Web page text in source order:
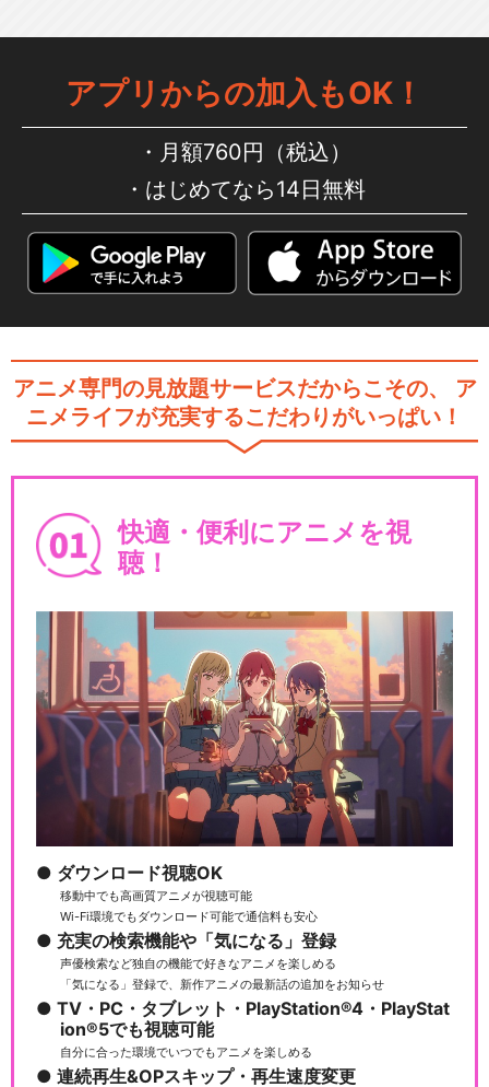
アプリからの加入もOK！
月額760円（税込）
はじめてなら14日無料
アニメ専門の見放題サービスだからこその、
ア
ニメライフが充実するこだわりがいっぱい！
快適・便利にアニメを視
聴！
ダウンロード視聴OK
移動中でも高画質アニメが視聴可能
Wi-Fi環境でもダウンロード可能で通信料も安心
充実の検索機能や「気になる」登録
声優検索など独自の機能で好きなアニメを楽しめる
「気になる」登録で、新作アニメの最新話の追加をお知らせ
TV・PC・タブレット・PlayStation®4・PlayStat
ion®5でも視聴可能
自分に合った環境でいつでもアニメを楽しめる
連続再生&OPスキップ・再生速度変更